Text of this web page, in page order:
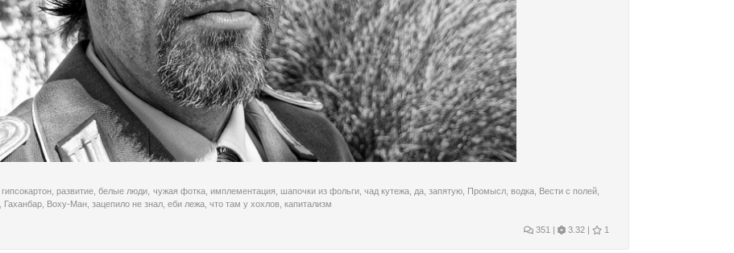
,гипсокартон ,развитие ,белые люди чужая фотка, имплементация шапочки из фольги, чад кутежа, да, запятую, Промысл,водка Вести с полей
Гаханбар Воху-Ман зацепило не знал еби лежа что там у хохлов капитализм
351 | 3.32 | 1